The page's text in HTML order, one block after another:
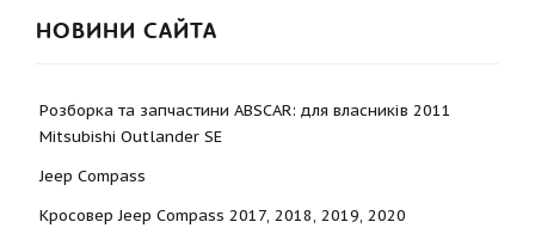
НОВИНИ САЙТА
Розборка та запчастини ABSCAR: для власників 2011
Mitsubishi Outlander SE
Jeep Compass
Кросовер Jeep Compass 2017, 2018, 2019, 2020